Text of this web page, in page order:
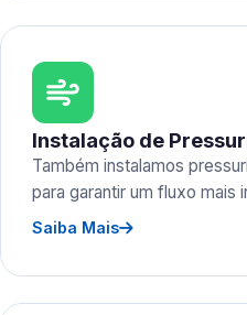
Instalação de
Também instalamos
para garantir um fluxo mais
Saiba Mais